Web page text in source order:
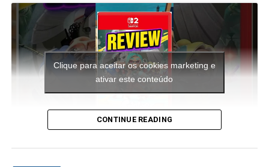
Clique para aceitar os cookies marketing e
ativar este conteúdo
A aventura leva o jogador para ilhas inéditas e diferentes
CONTINUE READING